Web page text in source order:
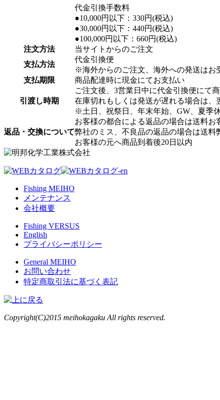
代金引換手数料
●10,000円以下：330円(税込)
●30,000円以下：440円(税込)
●100,000円以下：660円(税込)
注文方法
当サイトからのご注文
支払方法
代金引換便
※海外からのご注文、海外への発送はお
支払期限
商品配達時に現金にてお支払い
引渡し時期
ご注文後、3営業日中に代金引換便にて
在庫切れもしくは発送が遅れる場合は、
※土日、祝祭日、年末年始、GW、夏季
返品・交換について
お客様の都合による返品の場合は送料お
弊社のミス、不良品の返品の場合は送料
お客様の元へ商品到着後20日以内
Fishing MEIHO
メンテナンス
会社概要
Fishing VERSUS
English
プライバシーポリシー
General MEIHO
お問い合わせ
特定商取引法に基づく表記
Copyright(C)2015 meihokagaku All rights reserved.